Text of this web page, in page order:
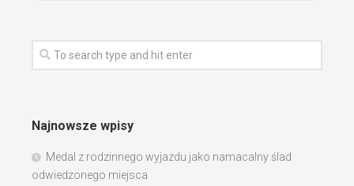
Najnowsze wpisy
Medal z rodzinnego wyjazdu jako namacalny ślad
odwiedzonego miejsca